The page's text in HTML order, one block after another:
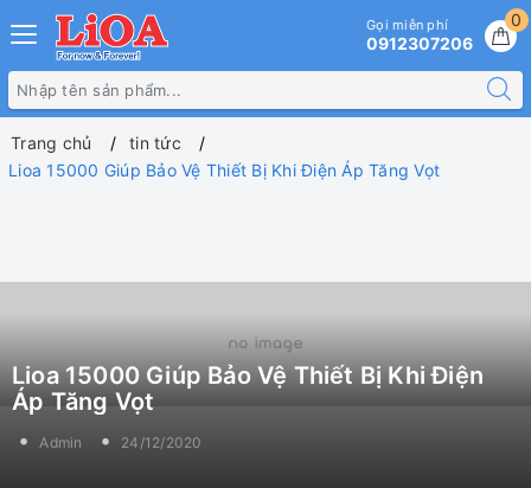
0
Gọi miễn phí
0912307206
Trang chủ
tin tức
Lioa 15000 Giúp Bảo Vệ Thiết Bị Khi Điện Áp Tăng Vọt
Lioa 15000 Giúp Bảo Vệ Thiết Bị Khi Điện
Áp Tăng Vọt
Admin 24/12/2020